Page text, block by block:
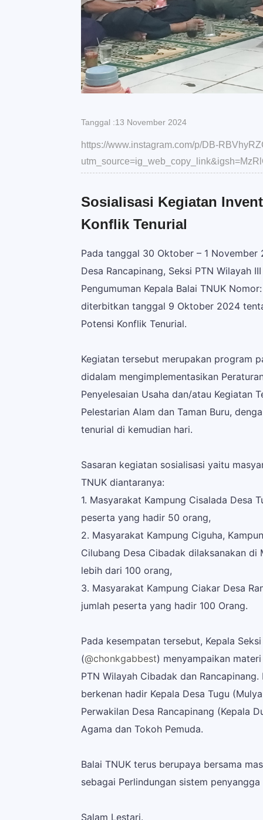
Tanggal :13 November 2024
https://www.instagram.com/p/DB-
Sosialisasi Kegiatan
Konflik Tenurial
Pada tanggal 30 Oktober – 1
Desa Rancapinang, Seksi PTN Wilayah
Pengumuman Kepala Balai TNUK
diterbitkan tanggal 9 Oktober 2024
Potensi Konflik Tenurial.
Kegiatan tersebut merupakan program
didalam mengimplementasikan
Penyelesaian Usaha dan/atau Kegiatan
Pelestarian Alam dan Taman Buru,
tenurial di kemudian hari.
Sasaran kegiatan sosialisasi yaitu
TNUK diantaranya:
1. Masyarakat Kampung Cisalada Desa
peserta yang hadir 50 orang,
2. Masyarakat Kampung Ciguha,
Cilubang Desa Cibadak dilaksanakan
lebih dari 100 orang,
3. Masyarakat Kampung Ciakar Desa
jumlah peserta yang hadir 100 Orang.
Pada kesempatan tersebut, Kepala
(@chonkgabbest) menyampaikan
PTN Wilayah Cibadak dan
berkenan hadir Kepala Desa Tugu
Perwakilan Desa Rancapinang (Kepala
Agama dan Tokoh Pemuda.
Balai TNUK terus berupaya bersama
sebagai Perlindungan sistem penyangga
Salam Lestari.